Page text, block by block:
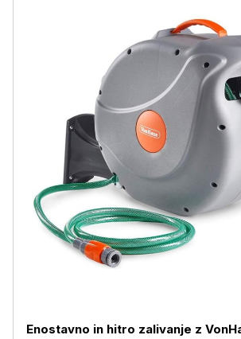
Enostavno in hitro zalivanje z